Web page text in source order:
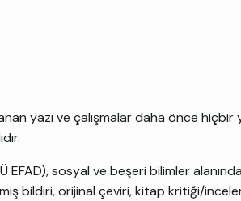
yazı ve çalışmalar daha önce hiçbir
EFAD), sosyal ve beşeri bilimler
bildiri, orijinal çeviri, kitap kritiği/